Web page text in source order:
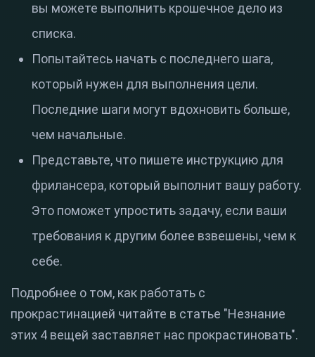
вы можете выполнить крошечное дело из
списка.
Попытайтесь начать с последнего шага,
который нужен для выполнения цели.
Последние шаги могут вдохновить больше,
чем начальные.
Представьте, что пишете инструкцию для
фрилансера, который выполнит вашу работу.
Это поможет упростить задачу, если ваши
требования к другим более взвешены, чем к
себе.
Подробнее о том, как работать с
прокрастинацией читайте в статье "Незнание
этих 4 вещей заставляет нас прокрастиновать".